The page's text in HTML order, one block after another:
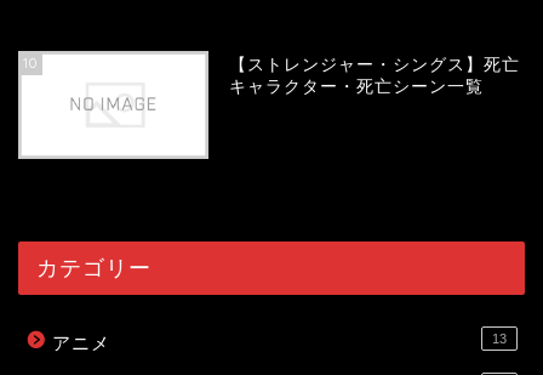
10
【ストレンジャー・シングス】死亡
キャラクター・死亡シーン一覧
カテゴリー
アニメ 13